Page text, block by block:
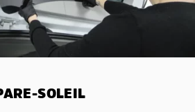
SOLEIL